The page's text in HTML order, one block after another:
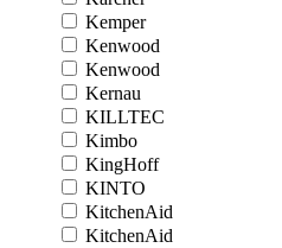
Kemper
Kenwood
Kenwood
Kernau
KILLTEC
Kimbo
KingHoff
KINTO
KitchenAid
KitchenAid